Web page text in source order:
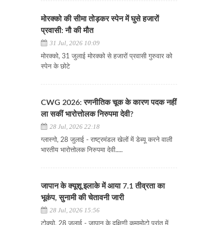
मोरक्को की सीमा तोड़कर स्पेन में घुसे हजारों
प्रवासी: नौ की मौत
31 Jul, 2026 10:09
मोरक्को, 31 जुलाई मोरक्को से हजारों प्रवासी गुरुवार को
स्पेन के छोटे
CWG 2026: रणनीतिक चूक के कारण पदक नहीं
ला सकीं भारोत्तोलक निरुपमा देवी?
28 Jul, 2026 22:18
ग्लास्गो, 28 जुलाई - राष्ट्रमंडल खेलों में डेब्यू करने वाली
भारतीय भारोत्तोलक निरुपमा देवी.....
जापान के क्यूशू इलाके में आया 7.1 तीव्रता का
भूकंप, सुनामी की चेतावनी जारी
28 Jul, 2026 15:56
टोक्यो, 28 जुलाई - जापान के दक्षिणी कुमामोटो प्रांत में